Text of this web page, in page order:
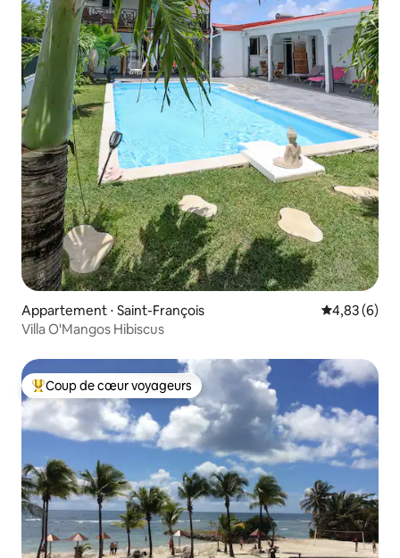
Appartement ⋅ Saint-François Évaluation
4,83 (6)
Villa O'Mangos Hibiscus
Coups de cœur voyageurs les plus appréciés
Coup de cœur voyageurs